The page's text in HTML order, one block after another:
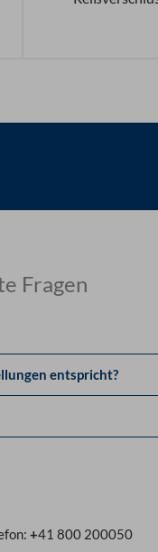
Fragen
entspricht?
+41 800 200050